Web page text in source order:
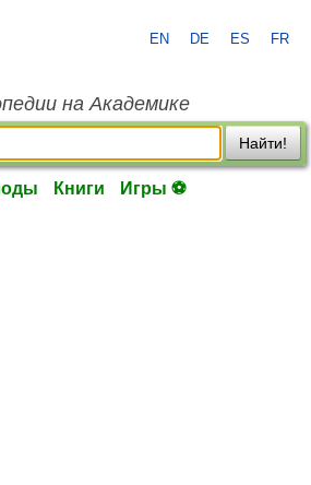
EN DE ES FR
на Академике
Найти!
Книги Игры ⚽